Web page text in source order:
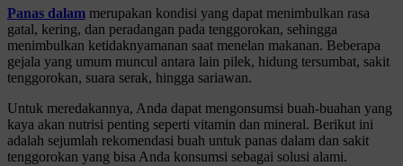
Panas dalam merupakan kondisi yang dapat menimbulkan rasa
gatal, kering, dan peradangan pada tenggorokan, sehingga
menimbulkan ketidaknyamanan saat menelan makanan. Beberapa
gejala yang umum muncul antara lain pilek, hidung tersumbat, sakit
tenggorokan, suara serak, hingga sariawan.
Untuk meredakannya, Anda dapat mengonsumsi buah-buahan yang
kaya akan nutrisi penting seperti vitamin dan mineral. Berikut ini
adalah sejumlah rekomendasi buah untuk panas dalam dan sakit
tenggorokan yang bisa Anda konsumsi sebagai solusi alami.